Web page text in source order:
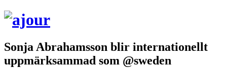
Sonja Abrahamsson blir internationellt
uppmärksammad som @sweden